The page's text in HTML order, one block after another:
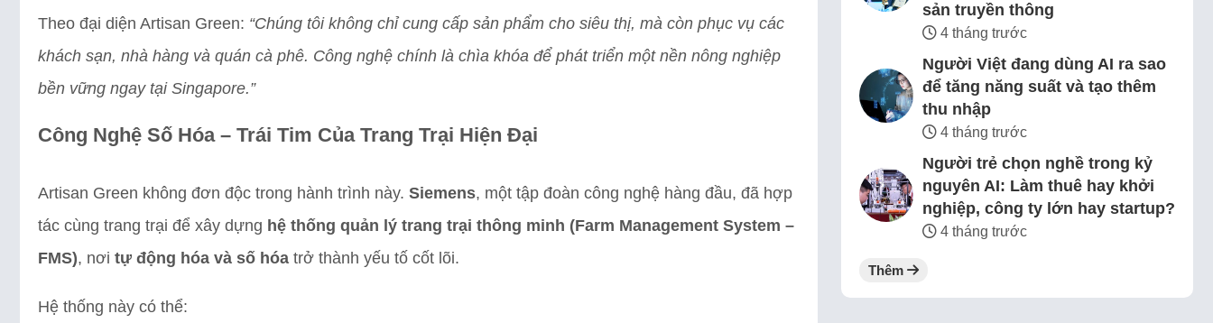
Theo đại diện Artisan Green: “Chúng tôi không chỉ cung cấp sản phẩm cho siêu thị, mà còn phục vụ các
khách sạn, nhà hàng và quán cà phê. Công nghệ chính là chìa khóa để phát triển một nền nông nghiệp
bền vững ngay tại Singapore.”
Công Nghệ Số Hóa – Trái Tim Của Trang Trại Hiện Đại
Artisan Green không đơn độc trong hành trình này. Siemens, một tập đoàn công nghệ hàng đầu, đã hợp
tác cùng trang trại để xây dựng hệ thống quản lý trang trại thông minh (Farm Management System –
FMS), nơi tự động hóa và số hóa trở thành yếu tố cốt lõi.
Hệ thống này có thể:
sản truyền thông
4 tháng trước
Người Việt đang dùng AI ra sao
để tăng năng suất và tạo thêm
thu nhập
4 tháng trước
Người trẻ chọn nghề trong kỷ
nguyên AI: Làm thuê hay khởi
nghiệp, công ty lớn hay startup?
4 tháng trước
Thêm